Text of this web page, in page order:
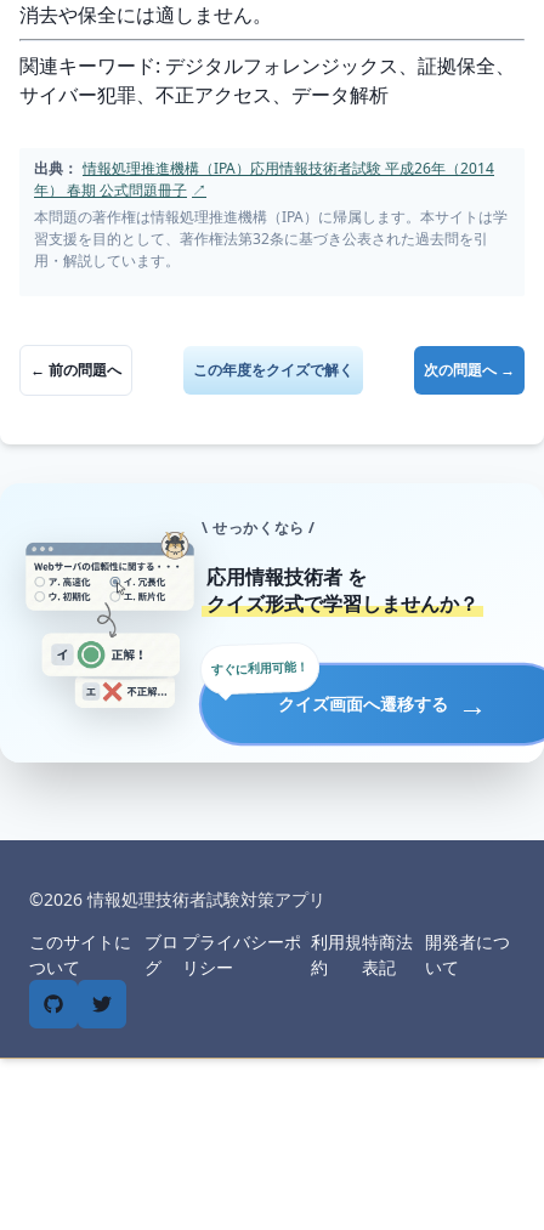
消去や保全には適しません。
関連キーワード: デジタルフォレンジックス、証拠保全、
サイバー犯罪、不正アクセス、データ解析
出典： 情報処理推進機構（IPA）応用情報技術者試験 平成26年（2014
年） 春期 公式問題冊子 ↗
本問題の著作権は情報処理推進機構（IPA）に帰属します。本サイトは学
習支援を目的として、著作権法第32条に基づき公表された過去問を引
用・解説しています。
← 前の問題へ この年度をクイズで解く 次の問題へ →
\ せっかくなら /
応用情報技術者 を
クイズ形式で学習しませんか？
クイズ画面へ遷移する →
すぐに利用可能！
©︎2026情報処理技術者試験対策アプリ
このサイトに
ついて
ブロ
グ
プライバシーポ
リシー
利用規
約
特商法
表記
開発者につ
いて